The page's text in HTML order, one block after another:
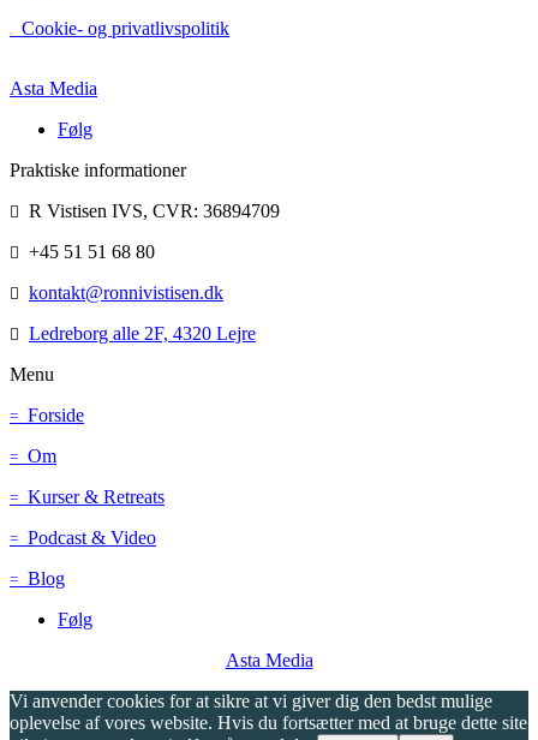
= Cookie- og privatlivspolitik
Asta Media
Følg
Praktiske informationer
 R Vistisen IVS, CVR: 36894709
 +45 51 51 68 80
 kontakt@ronnivistisen.dk

Ledreborg alle 2F, 4320 Lejre
Menu
= Forside
= Om
= Kurser & Retreats
= Podcast & Video
= Blog
Følg
Asta Media
Vi anvender cookies for at sikre at vi giver dig den bedst mulige
oplevelse af vores website. Hvis du fortsætter med at bruge dette site